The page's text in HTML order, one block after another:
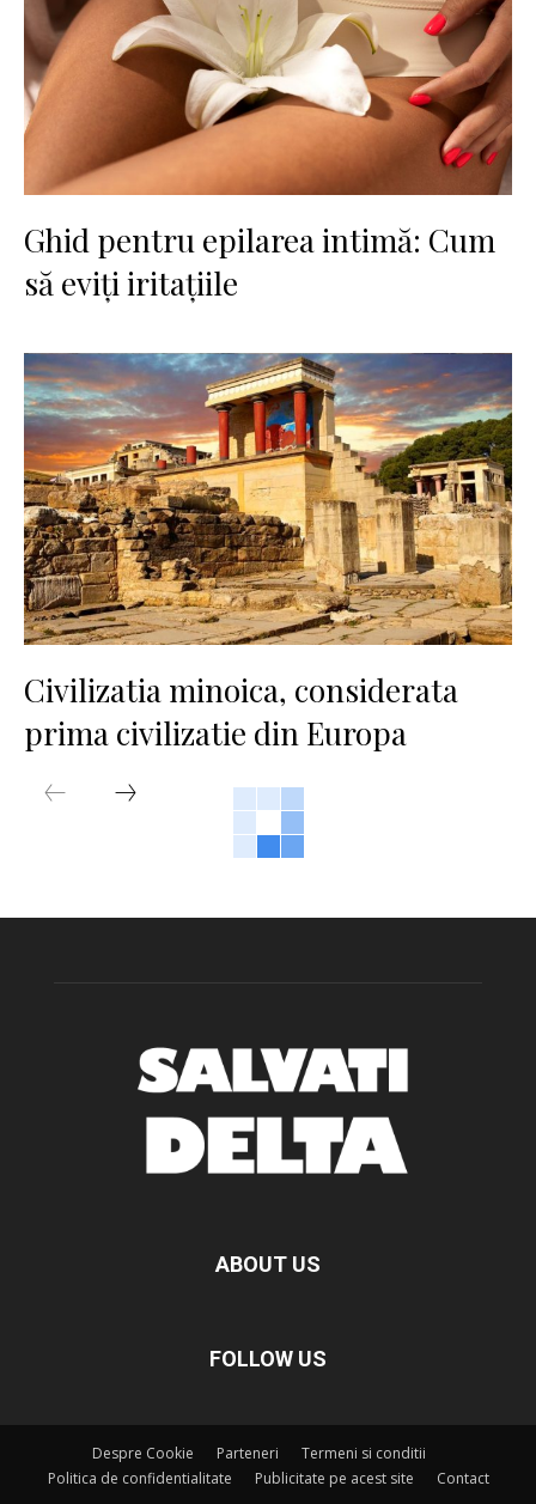
Ghid pentru epilarea intimă: Cum
să eviți iritațiile
Civilizatia minoica, considerata
prima civilizatie din Europa
ABOUT US
FOLLOW US
Despre Cookie Parteneri
Termeni si conditii
Politica de confidentialitate
Publicitate pe acest site Contact